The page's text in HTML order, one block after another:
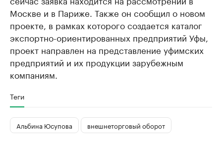
Москве и в Париже. Также он сообщил о новом
проекте, в рамках которого создается каталог
экспортно-ориентированных предприятий Уфы,
проект направлен на представление уфимских
предприятий и их продукции зарубежным
компаниям.
Теги
Альбина Юсупова внешнеторговый оборот